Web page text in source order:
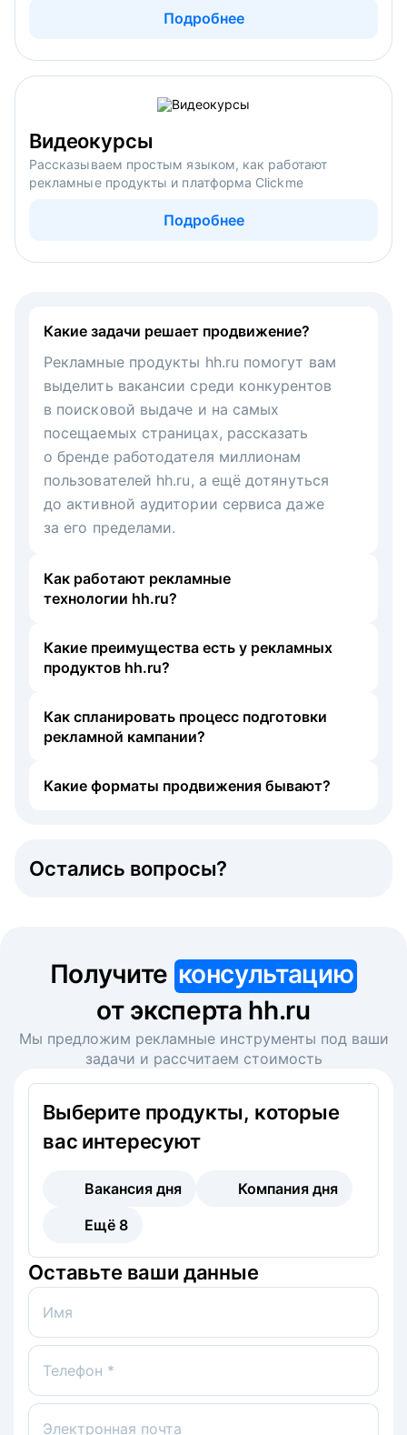
Подробнее
Видеокурсы
Рассказываем простым языком, как работают
рекламные продукты и платформа Clickme
Подробнее
Какие задачи решает продвижение?
Рекламные продукты hh.ru помогут вам
выделить вакансии среди конкурентов
в поисковой выдаче и на самых
посещаемых страницах, рассказать
о бренде работодателя миллионам
пользователей hh.ru, а ещё дотянуться
до активной аудитории сервиса даже
за его пределами.
Как работают рекламные
технологии hh.ru?
Какие преимущества есть у рекламных
продуктов hh.ru?
Как спланировать процесс подготовки
рекламной кампании?
Какие форматы продвижения бывают?
Остались вопросы?
Получите консультацию
от эксперта hh.ru
Мы предложим рекламные инструменты под ваши
задачи и рассчитаем стоимость
Выберите продукты, которые
вас интересуют
Вакансия дня
Компания дня
Ещё 8
Оставьте ваши данные
Имя
Телефон *
Электронная почта